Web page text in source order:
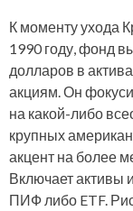
К моменту ухода
1990 году, фонд
долларов в
акциям. Он
на какой-либо
крупных
акцент на более
Включает активы
ПИФ либо ETF.